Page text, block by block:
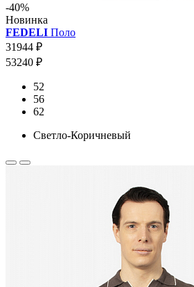
-40%
Новинка
FEDELI Поло
31944 ₽
53240 ₽
52
56
62
Светло-Коричневый